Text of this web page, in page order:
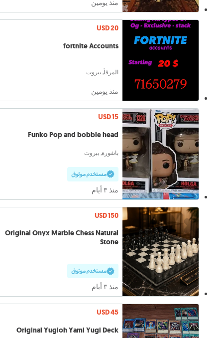
منذ يومين
USD 20
fortnite Accounts
المرفأ, بيروت
منذ يومين
USD 15
Funko Pop and bobble head
باشورة, بيروت
مستخدم موثوق
منذ ٣ أيام
USD 150
Original Onyx Marble Chess Natural
Stone
مستخدم موثوق
منذ ٣ أيام
USD 45
Original Yugioh Yami Yugi Deck